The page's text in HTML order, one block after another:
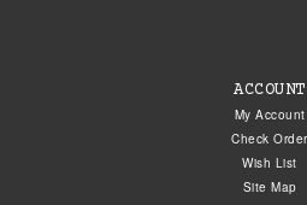
ACCOUNT
My Account
Check Order
Wish List
Site Map